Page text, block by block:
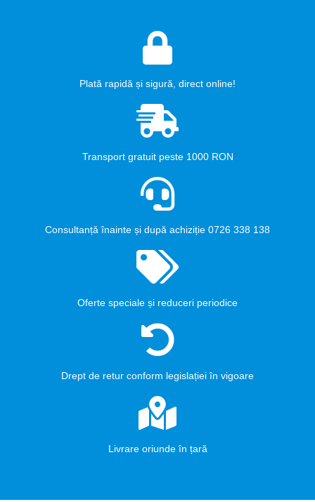
Plată rapidă și sigură, direct online!
Transport gratuit peste 1000 RON
Consultanță înainte și după achiziție 0726 338 138
Oferte speciale și reduceri periodice
Drept de retur conform legislației în vigoare
Livrare oriunde în țară